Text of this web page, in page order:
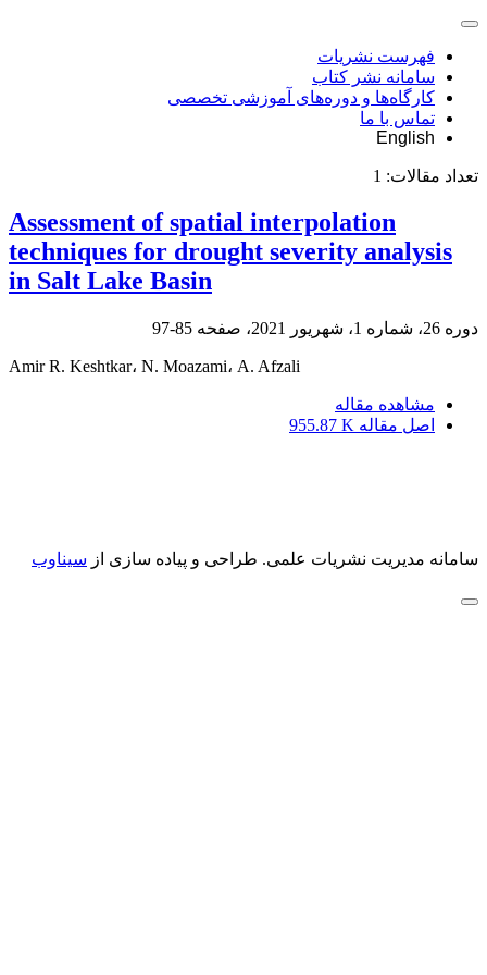
فهرست نشریات
سامانه نشر کتاب
کارگاه‌ها و دوره‌های آموزشی تخصصی
تماس با ما
English
تعداد مقالات: 1
Assessment of spatial interpolation
techniques for drought severity analysis
in Salt Lake Basin
دوره 26، شماره 1، شهریور 2021، صفحه 85-97
Amir R. Keshtkar، N. Moazami، A. Afzali
مشاهده مقاله
اصل مقاله 955.87 K
سامانه مدیریت نشریات علمی. طراحی و پیاده سازی از سیناوب